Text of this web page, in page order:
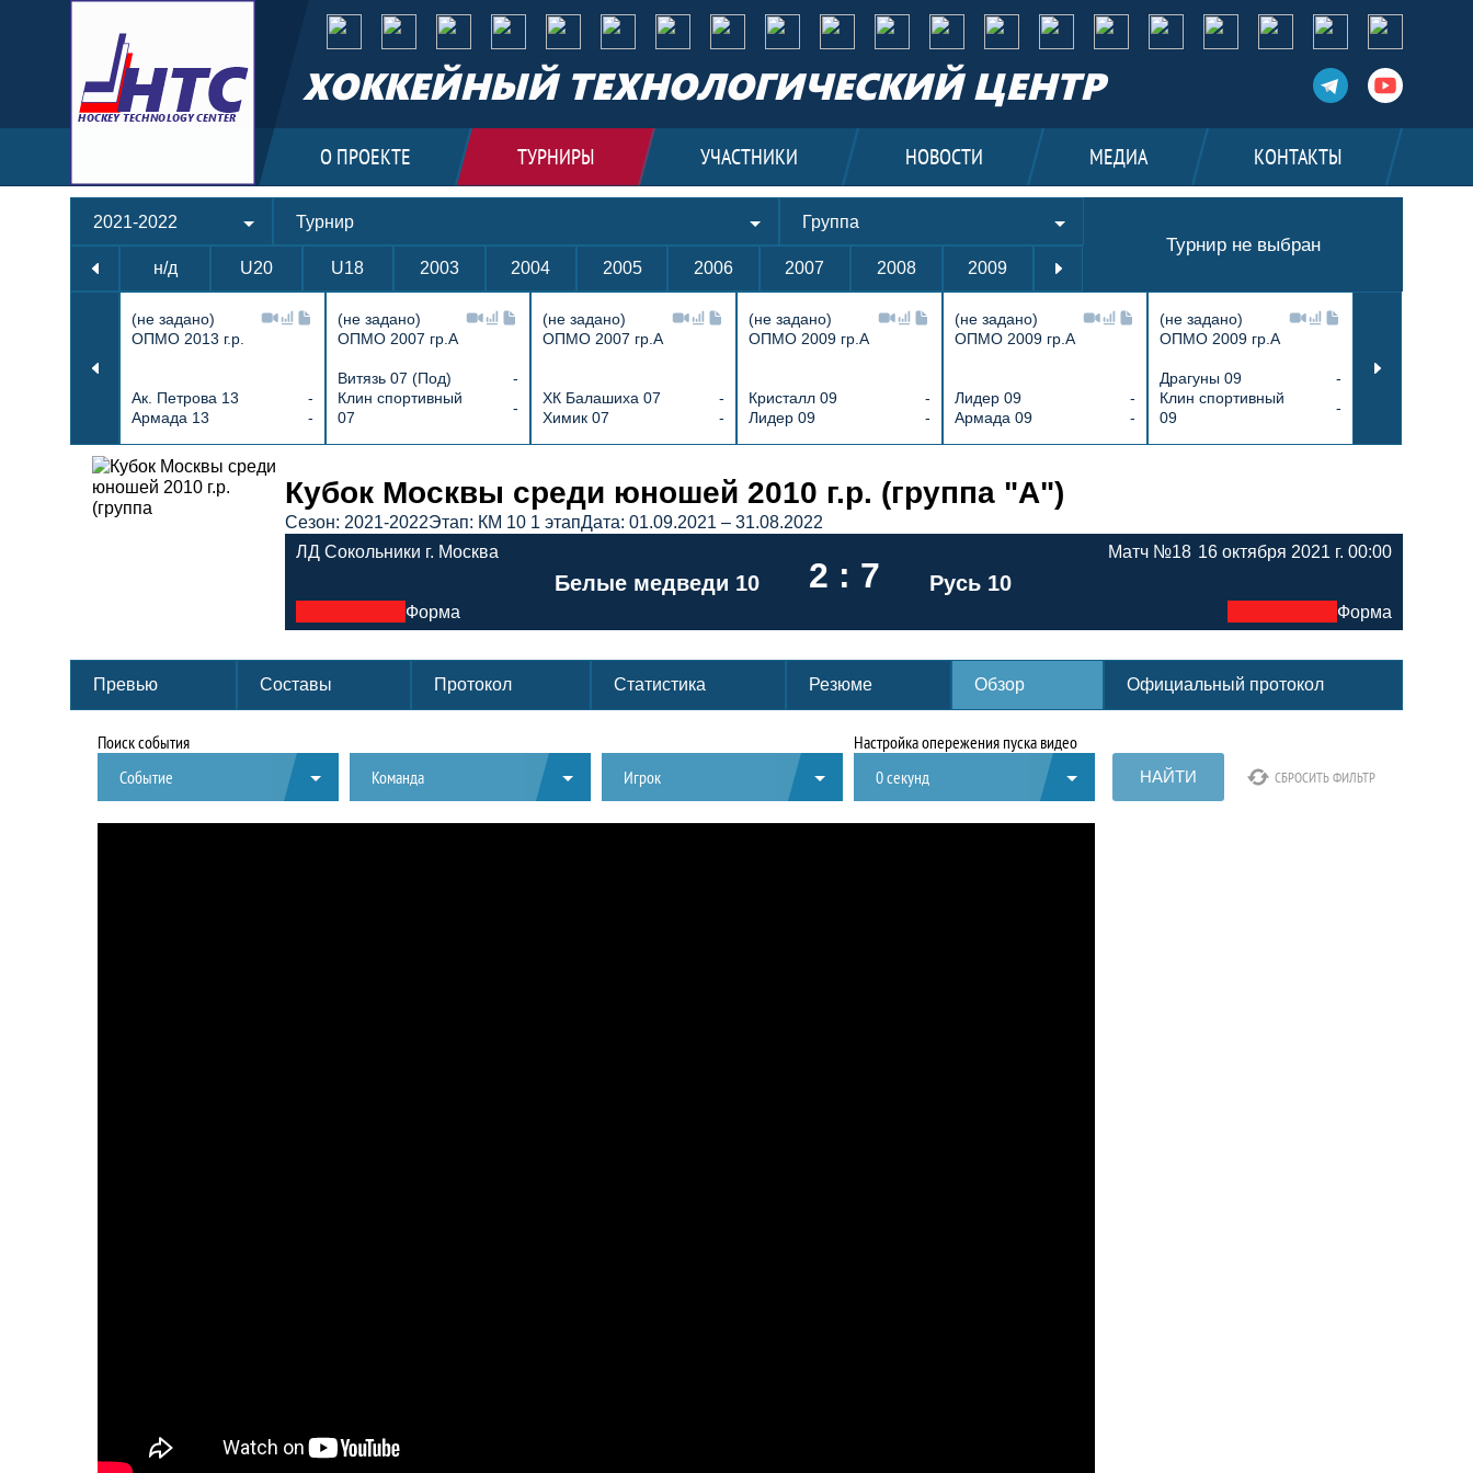
ХОККЕЙНЫЙ ТЕХНОЛОГИЧЕСКИЙ ЦЕНТР
О ПРОЕКТЕ ТУРНИРЫ УЧАСТНИКИ НОВОСТИ МЕДИА КОНТАКТЫ
2021-2022 Турнир Группа
н/д U20 U18 2003 2004 2005 2006 2007 2008 2009 2010
Турнир не выбран
(не задано)
ОПМО 2013 г.р.
Ак. Петрова 13
-
Армада 13
-
(не задано)
ОПМО 2007 гр.А
Витязь 07 (Под)
-
Клин спортивный
07
-
(не задано)
ОПМО 2007 гр.А
ХК Балашиха 07
-
Химик 07
-
(не задано)
ОПМО 2009 гр.А
Кристалл 09
-
Лидер 09
-
(не задано)
ОПМО 2009 гр.А
Лидер 09
-
Армада 09
-
(не задано)
ОПМО 2009 гр.А
Драгуны 09
-
Клин спортивный
09
-
Протокол и события матча Белые медведи 10 2 : 7 Русь 10, Кубок Москвы среди юношей 2010 г.р. (группа
Кубок Москвы среди юношей 2010 г.р. (группа "А")
Сезон: 2021-2022Этап: КМ 10 1 этапДата: 01.09.2021 – 31.08.2022
ЛД Сокольники г. Москва
Матч №18 16 октября 2021 г. 00:00
Белые медведи 10 2 : 7 Русь 10
Форма Форма
Превью Составы Протокол Статистика Резюме Обзор Официальный протокол
Поиск события
Событие
Команда Игрок
Настройка опережения пуска видео
0 секунд
НАЙТИ СБРОСИТЬ ФИЛЬТР